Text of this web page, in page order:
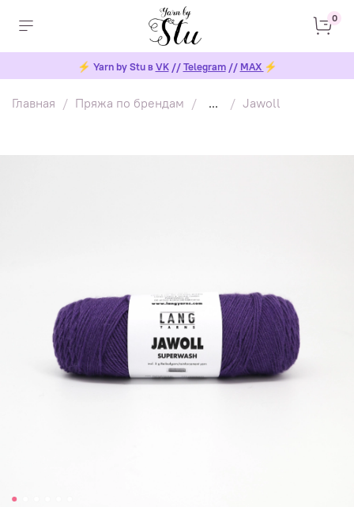
0
⚡ Yarn by Stu вVK//Telegram// MAX ⚡
Главная Пряжа по брендам ... Jawoll